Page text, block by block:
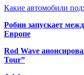
Какие автомобили
Робин запускает
Европе
Rod Wave
Tour”